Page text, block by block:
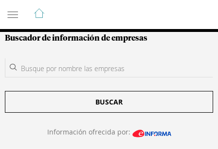
Guía de Empresas Colombianas
Buscador de información de empresas
BUSCAR
Información ofrecida por: